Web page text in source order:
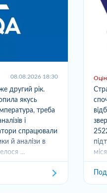
08.08.2026 18:30
другий рік.
якусь
треба
і
спрацювали
й аналізи в
...